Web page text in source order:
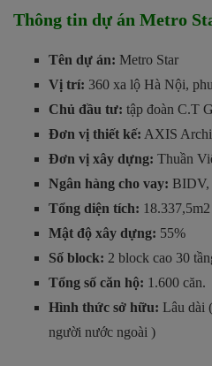
Thông tin dự án Metro
Tên dự án: Metro Star
Vị trí: 360 xa lộ Hà Nội,
Chủ đầu tư: tập đoàn C.T
Đơn vị thiết kế: AXIS
Đơn vị xây dựng: Thuần
Ngân hàng cho vay: BIDV,
Tổng diện tích: 18.337,5m2
Mật độ xây dựng: 55%
Số block: 2 block cao 30
Tổng số căn hộ: 1.600 căn.
Hình thức sở hữu: Lâu dài
người nước ngoài )